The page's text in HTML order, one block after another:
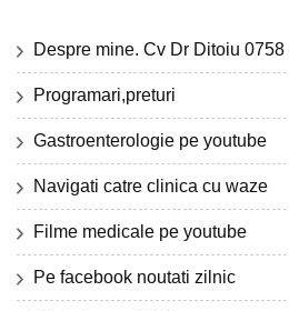
Despre mine. Cv Dr Ditoiu 0758
Programari,preturi
Gastroenterologie pe youtube
Navigati catre clinica cu waze
Filme medicale pe youtube
Pe facebook noutati zilnic